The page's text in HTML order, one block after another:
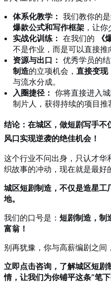
体系化教学： 我们教你的
爆款公式和写作框架 ，让你
实战化训练： 在我们的 《
不是作业，而是可以直接推
资源与出口： 优秀学员的
制造的立项机会， 直接变现
与流水分成。
入圈捷径： 你将直接进入
制片人，获得持续的项目推
结论：在城区，做短剧写手
风口实现逆袭的绝佳机会！
这个行业不问出身，只认才华
织故事的冲动，现在就是最好
城区短剧制造，不仅是造星工
地。
我们的口号是： 短剧制造，制
富翁！
别再犹豫，你与高薪编剧之间
立即点击咨询，了解城区短
情，让我们为你铺平这条“笔